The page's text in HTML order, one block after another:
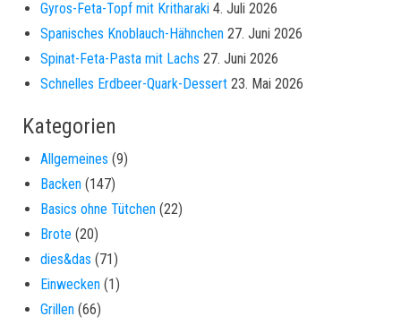
Gyros-Feta-Topf mit Kritharaki 4. Juli 2026
Spanisches Knoblauch-Hähnchen 27. Juni 2026
Spinat-Feta-Pasta mit Lachs 27. Juni 2026
Schnelles Erdbeer-Quark-Dessert 23. Mai 2026
Kategorien
Allgemeines (9)
Backen (147)
Basics ohne Tütchen (22)
Brote (20)
dies&das (71)
Einwecken (1)
Grillen (66)